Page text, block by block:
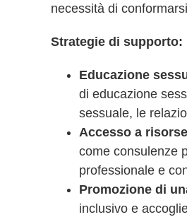
necessità di
Strategie di supporto:
Educazione
di educazione
sessuale, le
Accesso a
come consulenze
professionale e
Promozione di
inclusivo e